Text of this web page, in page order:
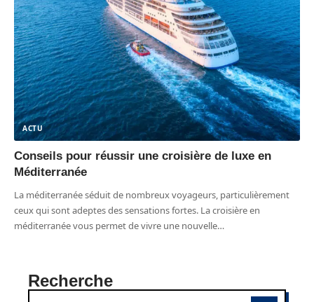
ACTU
Conseils pour réussir une croisière de luxe en
Méditerranée
La méditerranée séduit de nombreux voyageurs, particulièrement
ceux qui sont adeptes des sensations fortes. La croisière en
méditerranée vous permet de vivre une nouvelle…
Recherche